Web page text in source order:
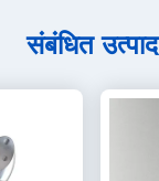
संबंधित उत्पाद